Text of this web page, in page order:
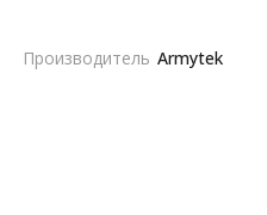
Производитель Armytek